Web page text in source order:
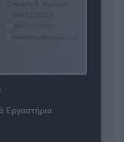
Εργαστήρια